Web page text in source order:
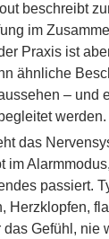
beschreibt
im
Praxis ist
ähnliche
– und
werden.
das
im
passiert.
Herzklopfen,
Gefühl, nie